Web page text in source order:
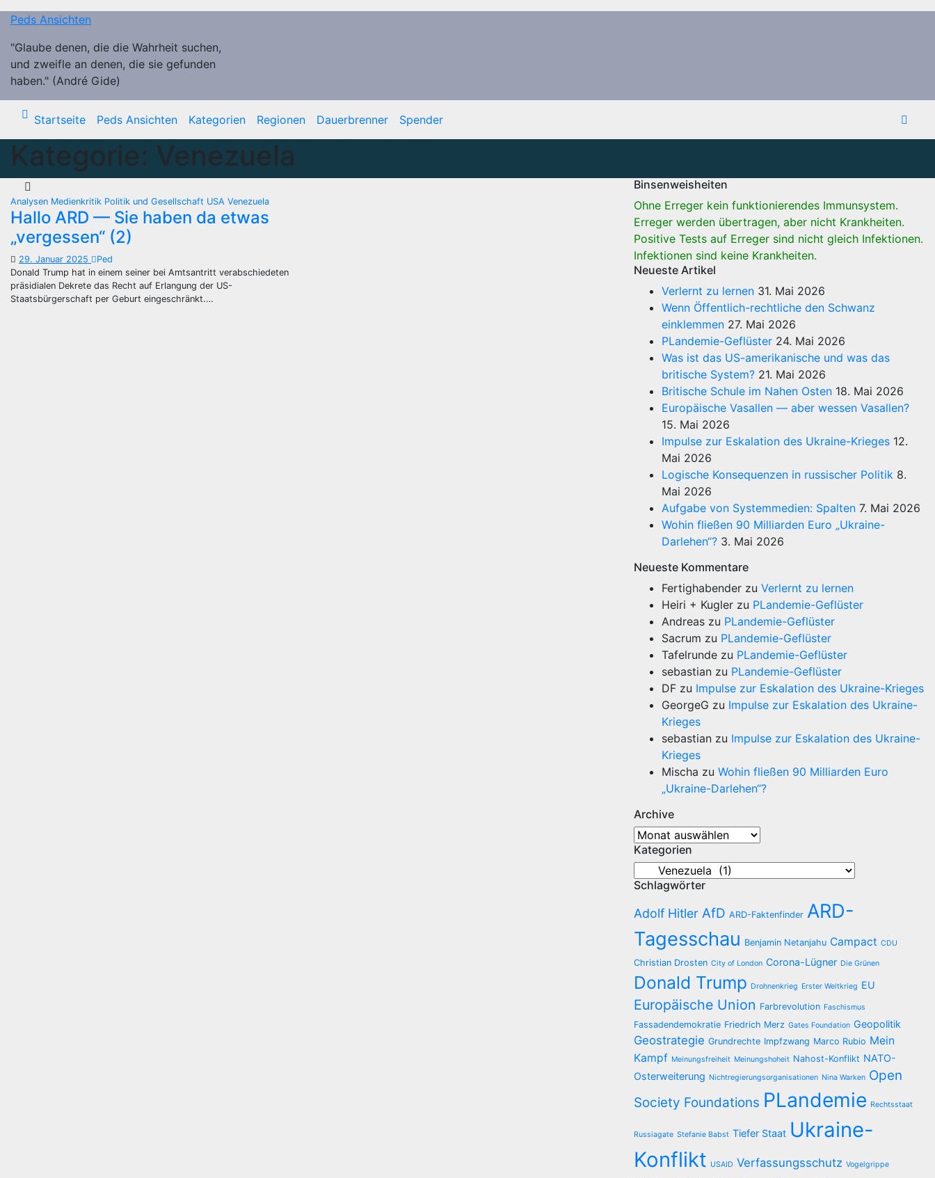
Zum
Inhalt
springen
Peds Ansichten
"Glaube denen, die die Wahrheit suchen,
und zweifle an denen, die sie gefunden
haben." (André Gide)
Startseite Peds Ansichten Kategorien Regionen Dauerbrenner Spender
Kategorie: Venezuela
Analysen Medienkritik Politik und Gesellschaft USA Venezuela
Hallo ARD — Sie haben da etwas
„vergessen“ (2)
29. Januar 2025
Ped
Donald Trump hat in einem seiner bei Amtsantritt verabschiedeten
präsidialen Dekrete das Recht auf Erlangung der US-
Staatsbürgerschaft per Geburt eingeschränkt.…
Binsenweisheiten
Ohne Erreger kein funktionierendes Immunsystem.
Erreger werden übertragen, aber nicht Krankheiten.
Positive Tests auf Erreger sind nicht gleich Infektionen.
Infektionen sind keine Krankheiten.
Neueste Artikel
Verlernt zu lernen 31. Mai 2026
Wenn Öffentlich-rechtliche den Schwanz
einklemmen 27. Mai 2026
PLandemie-Geflüster 24. Mai 2026
Was ist das US-amerikanische und was das
britische System? 21. Mai 2026
Britische Schule im Nahen Osten 18. Mai 2026
Europäische Vasallen — aber wessen Vasallen?
15. Mai 2026
Impulse zur Eskalation des Ukraine-Krieges 12.
Mai 2026
Logische Konsequenzen in russischer Politik 8.
Mai 2026
Aufgabe von Systemmedien: Spalten 7. Mai 2026
Wohin fließen 90 Milliarden Euro „Ukraine-
Darlehen“? 3. Mai 2026
Neueste Kommentare
Fertighabender zu Verlernt zu lernen
Heiri + Kugler zu PLandemie-Geflüster
Andreas zu PLandemie-Geflüster
Sacrum zu PLandemie-Geflüster
Tafelrunde zu PLandemie-Geflüster
sebastian zu PLandemie-Geflüster
DF zu Impulse zur Eskalation des Ukraine-Krieges
GeorgeG zu Impulse zur Eskalation des Ukraine-
Krieges
sebastian zu Impulse zur Eskalation des Ukraine-
Krieges
Mischa zu Wohin fließen 90 Milliarden Euro
„Ukraine-Darlehen“?
Archive
Archive
Kategorien
Kategorien
Schlagwörter
Adolf Hitler AfD ARD-Faktenfinder ARD-
Tagesschau Benjamin Netanjahu Campact CDU
Christian Drosten City of London Corona-Lügner Die Grünen
Donald Trump Drohnenkrieg Erster Weltkrieg EU
Europäische Union Farbrevolution Faschismus
Fassadendemokratie Friedrich Merz Gates Foundation Geopolitik
Geostrategie Grundrechte Impfzwang Marco Rubio Mein
Kampf Meinungsfreiheit Meinungshoheit Nahost-Konflikt NATO-
Osterweiterung Nichtregierungsorganisationen Nina Warken Open
Society Foundations PLandemie Rechtsstaat
Russiagate Stefanie Babst Tiefer Staat Ukraine-
Konflikt USAID Verfassungsschutz Vogelgrippe